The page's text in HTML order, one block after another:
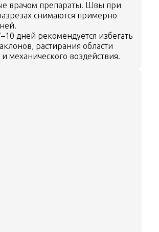
врачом препараты. Швы при
снимаются примерно
дней рекомендуется избегать
растирания области
и механического воздействия.